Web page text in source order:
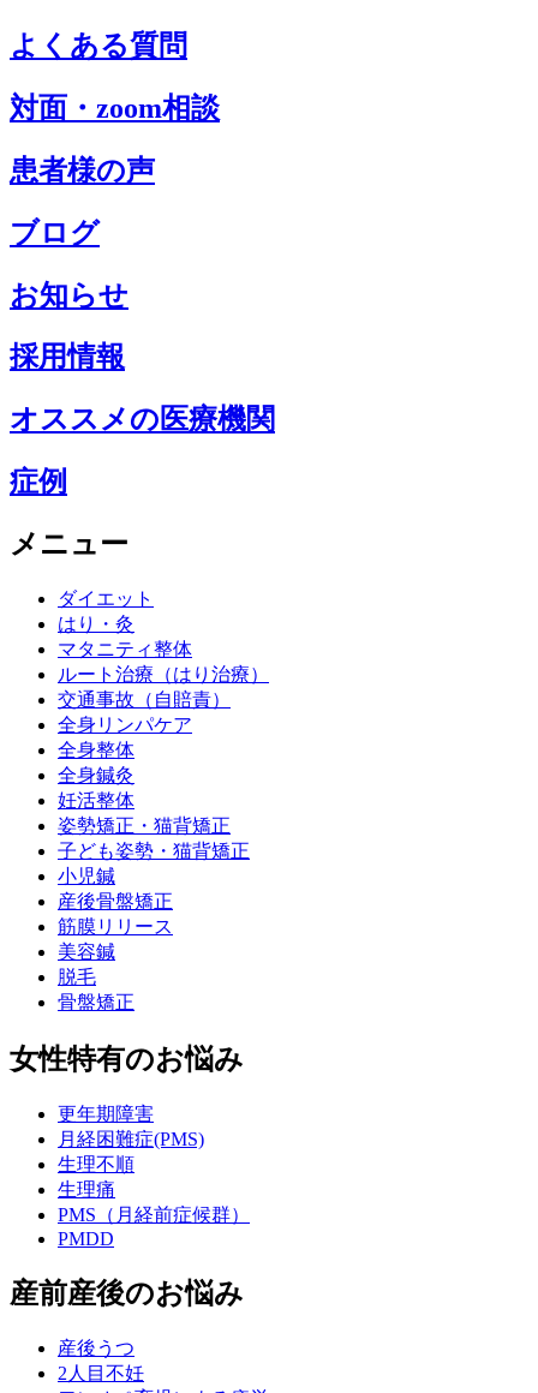
よくある質問
対面・zoom相談
患者様の声
ブログ
お知らせ
採用情報
オススメの医療機関
症例
メニュー
ダイエット
はり・灸
マタニティ整体
ルート治療（はり治療）
交通事故（自賠責）
全身リンパケア
全身整体
全身鍼灸
妊活整体
姿勢矯正・猫背矯正
子ども姿勢・猫背矯正
小児鍼
産後骨盤矯正
筋膜リリース
美容鍼
脱毛
骨盤矯正
女性特有のお悩み
更年期障害
月経困難症(PMS)
生理不順
生理痛
PMS（月経前症候群）
PMDD
産前産後のお悩み
産後うつ
2人目不妊